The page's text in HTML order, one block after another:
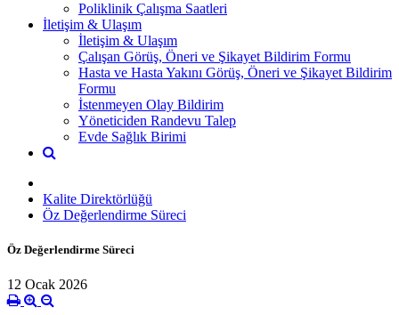
Poliklinik Çalışma Saatleri
İletişim & Ulaşım
İletişim & Ulaşım
Çalışan Görüş, Öneri ve Şikayet Bildirim Formu
Hasta ve Hasta Yakını Görüş, Öneri ve Şikayet Bildirim
Formu
İstenmeyen Olay Bildirim
Yöneticiden Randevu Talep
Evde Sağlık Birimi
Kalite Direktörlüğü
Öz Değerlendirme Süreci
Öz Değerlendirme Süreci
12 Ocak 2026